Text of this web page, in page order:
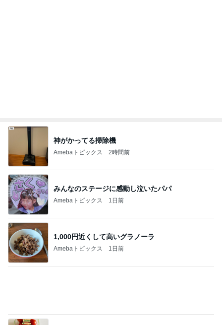
Amebaトピックス
記事を読む
お空転属日に足したバナナと干し芋
Amebaトピックス 2日前
田中健 今日は身体のメンテナンス
Amebaトピックス 1日前